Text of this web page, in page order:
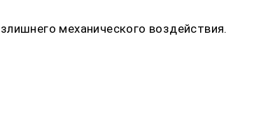
механического воздействия.